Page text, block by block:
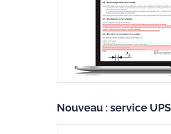
Nouveau : service